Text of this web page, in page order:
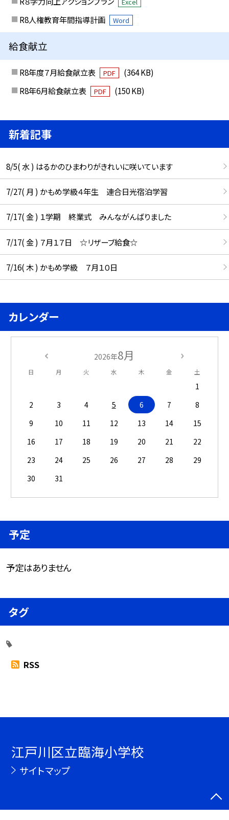
R8人権教育年間指導計画 Word
給食献立
R8年度７月給食献立表 PDF
(364 KB)
R8年6月給食献立表
PDF (150 KB)
新着記事
8/5( 水 ) はるかのひまわりがきれいに咲いています
7/27( 月 ) かもめ学級４年生 連合日光宿泊学習
7/17( 金 ) １学期 終業式 みんながんばりました
7/17( 金 ) ７月１７日 ☆リザーブ給食☆
7/16( 木 ) かもめ学級 ７月１０日
カレンダー
2026年8月
日 月 火 水 木 金 土
1
2
3 4 5 6 7
8
9
10 11 12 13 14
15
16
17 18 19 20 21
22
23
24 25 26 27 28
29
30
31
予定
予定はありません
タグ
RSS
江戸川区立臨海小学校
サイトマップ